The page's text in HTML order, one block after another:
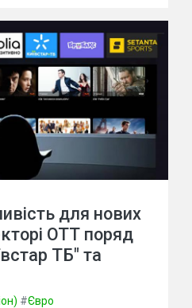
для нових
ОТТ поряд
ТБ" та
#Євро